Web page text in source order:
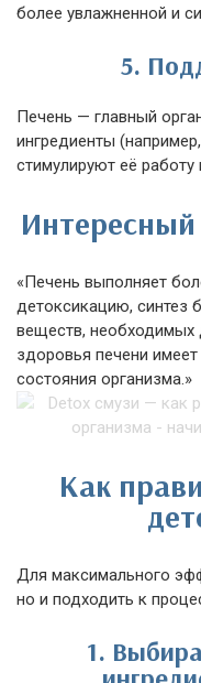
более увлажненной и
5.
Печень — главный
ингредиенты
стимулируют её
«Печень выполняет
детоксикацию, синтез
веществ,
здоровья печени
состояния организма.»
Как
Для максимального
но и подходить к
1.